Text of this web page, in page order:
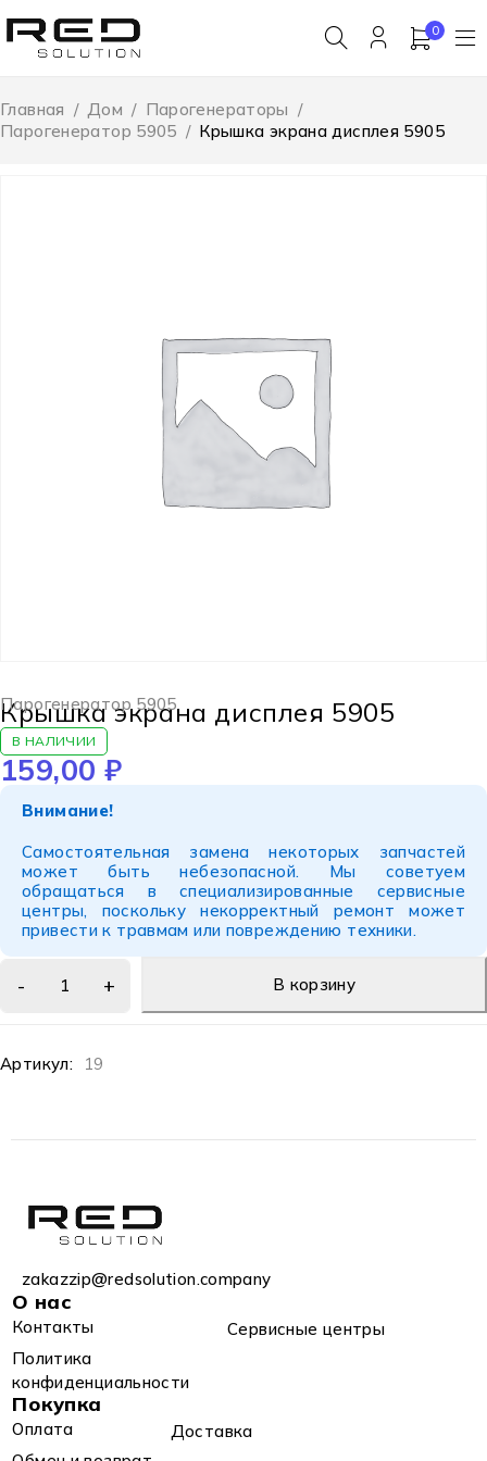
0
Главная / Дом / Парогенераторы /
Парогенератор 5905 / Крышка экрана дисплея 5905
Парогенератор 5905
Крышка экрана дисплея 5905
В НАЛИЧИИ
159,00 ₽
Внимание!
Самостоятельная замена некоторых запчастей
может быть небезопасной. Мы советуем
обращаться в специализированные сервисные
центры, поскольку некорректный ремонт может
привести к травмам или повреждению техники.
В корзину
Артикул: 19
zakazzip@redsolution.company
О нас
Контакты
Сервисные центры
Политика
конфиденциальности
Покупка
Оплата
Доставка